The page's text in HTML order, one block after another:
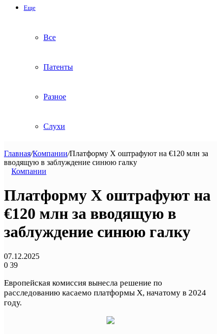
Еще
Все
Патенты
Разное
Слухи
Главная/Компании/Платформу X оштрафуют на €120 млн за
вводящую в заблуждение синюю галку
Компании
Платформу X оштрафуют на
€120 млн за вводящую в
заблуждение синюю галку
07.12.2025
0 39
Европейская комиссия вынесла решение по
расследованию касаемо платформы X, начатому в 2024
году.